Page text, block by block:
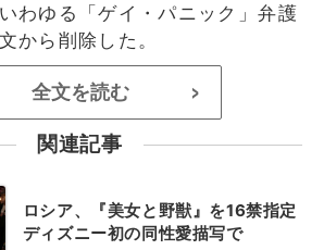
わゆる「ゲイ・パニック」弁護
から削除した。
全文を読む >
関連記事
ロシア、『美女と野獣』を16禁指定
ディズニー初の同性愛描写で